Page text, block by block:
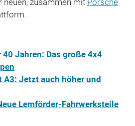
Jahren: Das große 4x4
A3: Jetzt auch höher und
Lemförder-Fahrwerksteile